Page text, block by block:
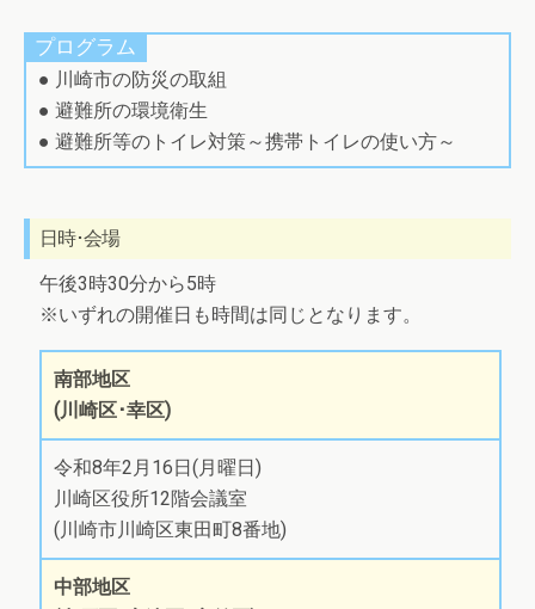
プログラム
● 川崎市の防災の取組
● 避難所の環境衛生
● 避難所等のトイレ対策～携帯トイレの使い方～
日時･会場
午後3時30分から5時
※いずれの開催日も時間は同じとなります。
南部地区
(川崎区･幸区)
令和8年2月16日(月曜日)
川崎区役所12階会議室
(川崎市川崎区東田町8番地)
中部地区